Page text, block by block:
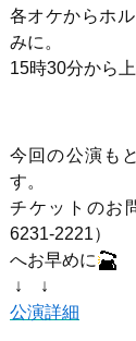
各オケからホ
みに。
15時30分から
今回の公演も
す。
チケットのお
6231-2221）
へお早めに
↓ ↓
公演詳細